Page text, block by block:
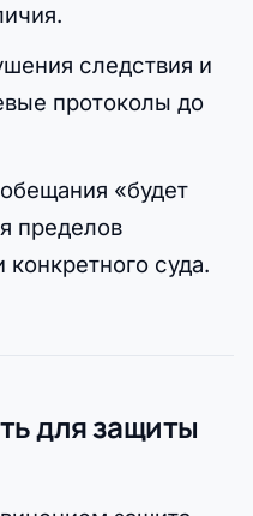
следствия и
протоколы до
«будет
пределов
конкретного суда.
для защиты